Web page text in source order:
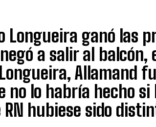
Longueira ganó las
a salir al
Allamand
no lo habría hecho
hubiese sido